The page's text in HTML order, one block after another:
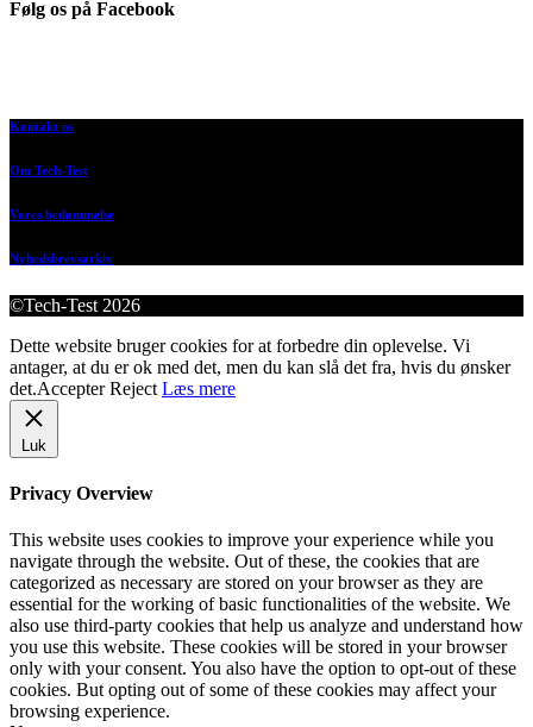
Følg os på Facebook
Kontakt os
Om Tech-Test
Vores bedømmelse
Nyhedsbrevsarkiv
©Tech-Test 2026
Dette website bruger cookies for at forbedre din oplevelse. Vi
antager, at du er ok med det, men du kan slå det fra, hvis du ønsker
det.Accepter Reject Læs mere
Luk
Privacy Overview
This website uses cookies to improve your experience while you
navigate through the website. Out of these, the cookies that are
categorized as necessary are stored on your browser as they are
essential for the working of basic functionalities of the website. We
also use third-party cookies that help us analyze and understand how
you use this website. These cookies will be stored in your browser
only with your consent. You also have the option to opt-out of these
cookies. But opting out of some of these cookies may affect your
browsing experience.